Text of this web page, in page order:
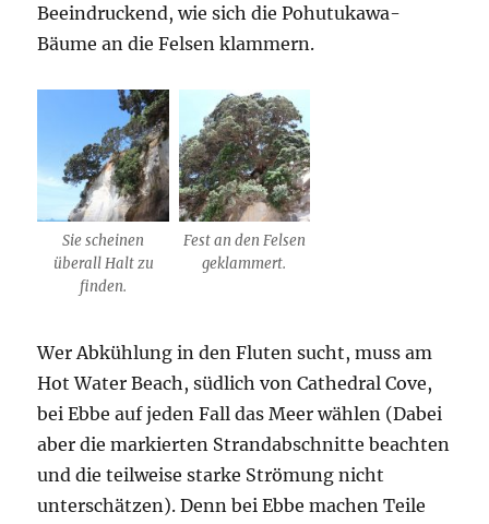
Beeindruckend, wie sich die Pohutukawa-
Bäume an die Felsen klammern.
Sie scheinen
überall Halt zu
finden.
Fest an den Felsen
geklammert.
Wer Abkühlung in den Fluten sucht, muss am
Hot Water Beach, südlich von Cathedral Cove,
bei Ebbe auf jeden Fall das Meer wählen (Dabei
aber die markierten Strandabschnitte beachten
und die teilweise starke Strömung nicht
unterschätzen). Denn bei Ebbe machen Teile